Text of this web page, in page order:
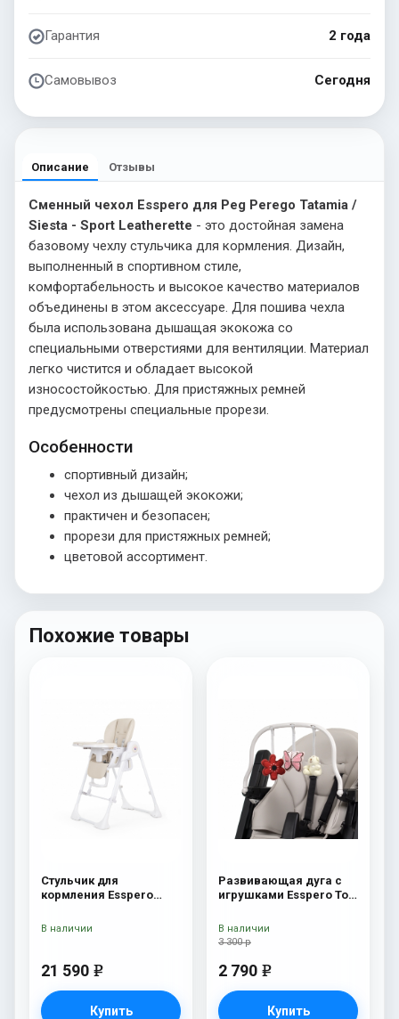
Гарантия 2 года
Самовывоз Сегодня
Описание Отзывы
Сменный чехол Esspero для Peg Perego Tatamia /
Siesta - Sport Leatherette - это достойная замена
базовому чехлу стульчика для кормления. Дизайн,
выполненный в спортивном стиле,
комфортабельность и высокое качество материалов
объединены в этом аксессуаре. Для пошива чехла
была использована дышащая экокожа со
специальными отверстиями для вентиляции. Материал
легко чистится и обладает высокой
износостойкостью. Для пристяжных ремней
предусмотрены специальные прорези.
Особенности
спортивный дизайн;
чехол из дышащей экокожи;
практичен и безопасен;
прорези для пристяжных ремней;
цветовой ассортимент.
Похожие товары
Стульчик для
кормления Esspero
21 590 e
Купить
В наличии
Развивающая дуга с
игрушками Esspero Toy
Butterfly
3 300 р
2 790 e
Купить
В наличии